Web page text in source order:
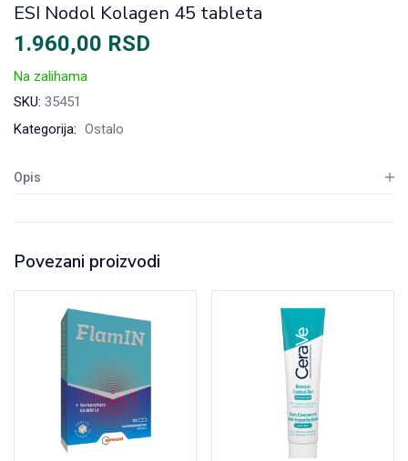
ESI Nodol Kolagen 45 tableta
1.960,00 RSD
Na zalihama
SKU: 35451
Kategorija: Ostalo
Opis
Povezani proizvodi